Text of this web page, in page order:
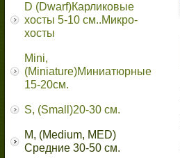
D (Dwarf)Карликовые
хосты 5-10 см..Микро-
хосты
Mini,
(Miniature)Миниатюрные
15-20см.
S, (Small)20-30 см.
M, (Medium, MED)
Средние 30-50 см.